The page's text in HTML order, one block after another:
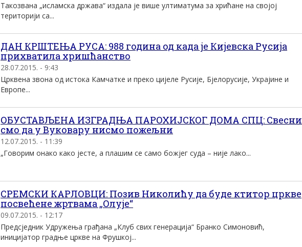
Такозвана „исламска држава“ издала је више ултиматума за хрићане на својој
територији са...
ДАН КРШТЕЊА РУСА: 988 година од када је Кијевска Русија
прихватила хришћанство
28.07.2015. - 9:43
Црквена звона од истока Камчатке и преко цијеле Русије, Бјелорусије, Украјине и
Европе...
ОБУСТАВЉЕНА ИЗГРАДЊА ПАРОХИЈСКОГ ДОМА СПЦ: Свесни
смо да у Вуковару нисмо пожељни
12.07.2015. - 11:39
„Говорим онако како јесте, а плашим се само божјег суда – није лако...
СРЕМСКИ КАРЛОВЦИ: Позив Николићу да буде ктитор цркве
посвећене жртвама „Олује“
09.07.2015. - 12:17
Предсједник Удружења грађана „Клуб свих генерација“ Бранко Симоновић,
иницијатор градње цркве на Фрушкој...